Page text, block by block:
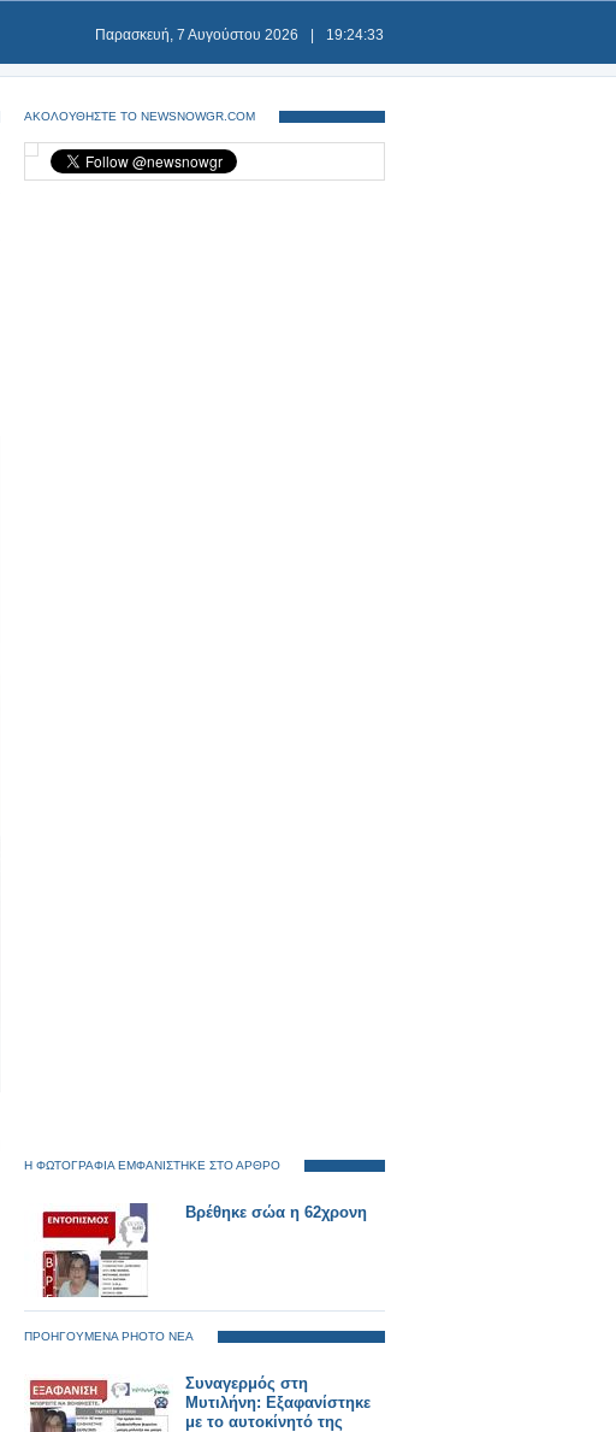
Παρασκευή, 7 Αυγούστου 2026 19:24:33
ΑΚΟΛΟΥΘΗΣΤΕ ΤΟ NEWSNOWGR.COM
Η ΦΩΤΟΓΡΑΦΙΑ ΕΜΦΑΝΙΣΤΗΚΕ ΣΤΟ ΑΡΘΡΟ
Βρέθηκε σώα η 62χρονη
ΠΡΟΗΓΟΥΜΕΝΑ PHOTO ΝΕΑ
Συναγερμός στη
Μυτιλήνη: Εξαφανίστηκε
με το αυτοκίνητό της